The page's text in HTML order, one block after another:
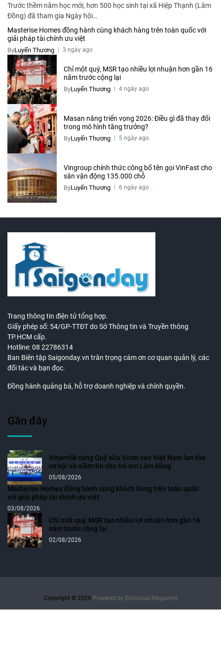
Trước thềm năm học mới, hơn 500 học sinh tại xã Hiệp Thạnh (Lâm
Đồng) đã tham gia Ngày hội…
Masterise Homes đồng hành cùng khách hàng trên toàn quốc với
giải pháp tài chính ưu việt
ByLuyến Thương 3 ngày ago
Chỉ một quý, MSR tạo nhiều lợi nhuận hơn gần 16
năm trước cộng lại
ByLuyến Thương 4 ngày ago
Masan nâng triển vọng 2026: Điều gì đã thay đổi
trong mô hình tăng trưởng?
ByLuyến Thương 5 ngày ago
Vingroup chính thức công bố tên gọi VinFast cho
sân vận động 135.000 chỗ
ByLuyến Thương 6 ngày ago
Trang thông tin điện tử tổng hợp.
Giấy phép số: 54/GP-TTĐT do Sở Thông tin và Truyền thông
TP.HCM cấp.
Hotline: 08 22786314
Ban Biên tập Saigonday.vn trân trọng cám ơn cơ quan quản lý, các
đối tác và bạn đọc.
Đồng hành quảng bá, hỗ trợ doanh nghiệp và chính quyền.
Gần đây
Vinamilk cùng Quỹ sữa Vươn cao Việt Nam lan tỏa
cơ hội và niềm tin cho trẻ em Lâm Đồng
05/08/2026
Masterise Homes đồng hành cùng khách hàng trên toàn quốc
với giải pháp tài chính ưu việt
03/08/2026
Chỉ một quý, MSR tạo nhiều lợi nhuận hơn gần 16
năm trước cộng lại
02/08/2026
Copyright © 2026. Powered by Eximious Magazine